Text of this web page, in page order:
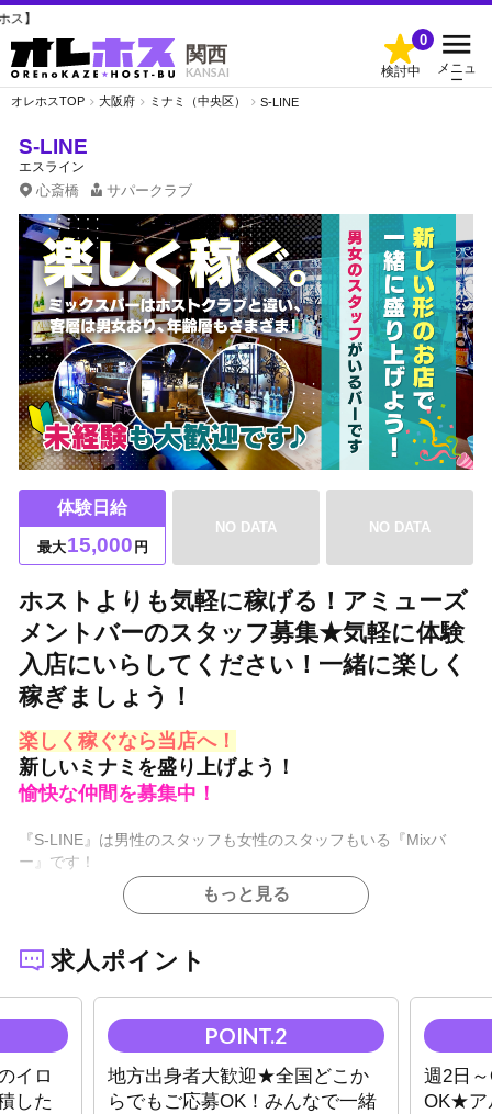
関西
KANSAI 検討中
0
メニュ
ー
オレホスTOP 大阪府 ミナミ（中央区） S-LINE
S-LINE
エスライン
心斎橋 サパークラブ
体験日給
最大15,000 円
NO DATA NO DATA
ホストよりも気軽に稼げる！アミューズ
メントバーのスタッフ募集★気軽に体験
入店にいらしてください！一緒に楽しく
稼ぎましょう！
楽しく稼ぐなら当店へ！
新しいミナミを盛り上げよう！
愉快な仲間を募集中！
『S-LINE』は男性のスタッフも女性のスタッフもいる『Mixバ
ー』です！
ミックスバーはホストクラブと違い、客層は男女どちらもいて年
酔って！歌って！騒いで！遊べる！
シーシャあり、ゲームあり、ガンシューティングありetc…
お客様と一緒にガンシューティングやテーブルホッケーを楽しみ
ながら稼ぐことができます！
★テーマは自由★
髪色・髪型・服装自由！
もっと見る
求人ポイント
イロ
した
地方出身者大歓迎★全国どこか
らでもご応募OK！みんなで一緒
週2日
OK★ア